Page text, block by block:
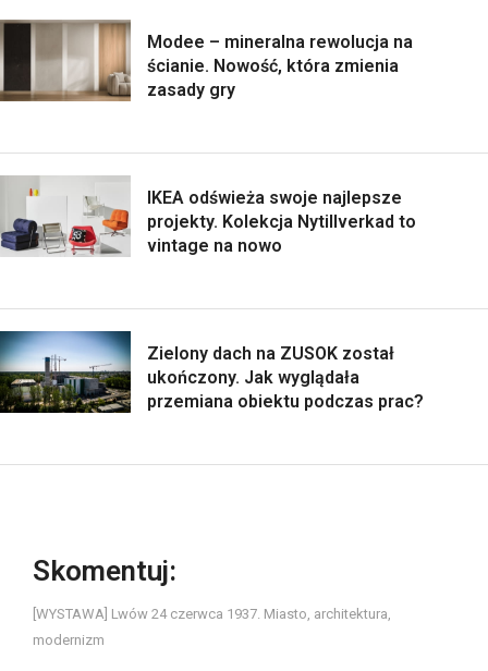
Modee – mineralna rewolucja na
ścianie. Nowość, która zmienia
zasady gry
IKEA odświeża swoje najlepsze
projekty. Kolekcja Nytillverkad to
vintage na nowo
Zielony dach na ZUSOK został
ukończony. Jak wyglądała
przemiana obiektu podczas prac?
Skomentuj:
[WYSTAWA] Lwów 24 czerwca 1937. Miasto, architektura,
modernizm